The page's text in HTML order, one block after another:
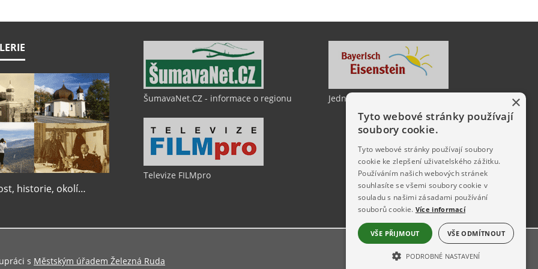
historie, okolí…
ŠumavaNet.CZ - informace o regionu
Televize FILMpro
Jedno město, dvě země
s Městským úřadem Železná Ruda
×
Tyto webové stránky používají
soubory cookie.
Tyto webové stránky používají soubory
cookie ke zlepšení uživatelského zážitku.
Používáním našich webových stránek
souhlasíte se všemi soubory cookie v
souladu s našimi zásadami používání
souborů cookie. Více informací
VŠE PŘIJMOUT VŠE ODMÍTNOUT
PODROBNÉ NASTAVENÍ